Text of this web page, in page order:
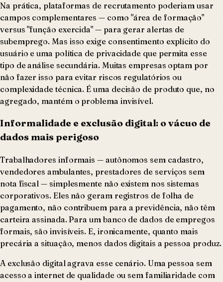
Na prática, plataformas de recrutamento poderiam usar
campos complementares — como "área de formação"
versus "função exercida" — para gerar alertas de
subemprego. Mas isso exige consentimento explícito do
usuário e uma política de privacidade que permita esse
tipo de análise secundária. Muitas empresas optam por
não fazer isso para evitar riscos regulatórios ou
complexidade técnica. É uma decisão de produto que, no
agregado, mantém o problema invisível.
Informalidade e exclusão digital: o vácuo de
dados mais perigoso
Trabalhadores informais — autônomos sem cadastro,
vendedores ambulantes, prestadores de serviços sem
nota fiscal — simplesmente não existem nos sistemas
corporativos. Eles não geram registros de folha de
pagamento, não contribuem para a previdência, não têm
carteira assinada. Para um banco de dados de empregos
formais, são invisíveis. E, ironicamente, quanto mais
precária a situação, menos dados digitais a pessoa produz.
A exclusão digital agrava esse cenário. Uma pessoa sem
acesso a internet de qualidade ou sem familiaridade com